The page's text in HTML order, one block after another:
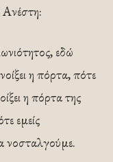
Ανέστη:
εδώ
η πόρτα, πότε
η πόρτα της
εμείς
νοσταλγούμε.